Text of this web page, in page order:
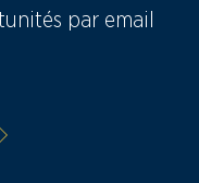
par email